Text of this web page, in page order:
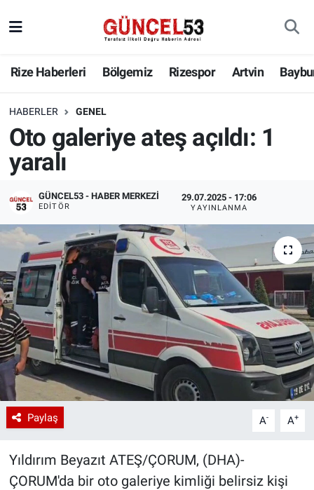
Rize Haberleri Bölgemiz Rizespor Artvin
HABERLER GENEL
Oto galeriye ateş açıldı: 1
yaralı
GÜNCEL53 - HABER MERKEZI
EDITÖR
29.07.2025 - 17:06
YAYINLANMA
Paylaş A- A+
Yıldırım Beyazıt ATEŞ/ÇORUM, (DHA)-
ÇORUM'da bir oto galeriye kimliği belirsiz kişi